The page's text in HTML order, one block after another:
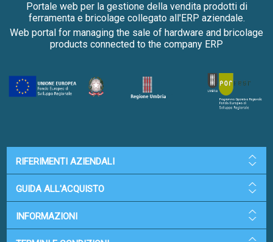
Portale web per la gestione della vendita prodotti di
ferramenta e bricolage collegato all'ERP aziendale.
Web portal for managing the sale of hardware and bricolage
products connected to the company ERP
RIFERIMENTI AZIENDALI
GUIDA ALL'ACQUISTO
INFORMAZIONI